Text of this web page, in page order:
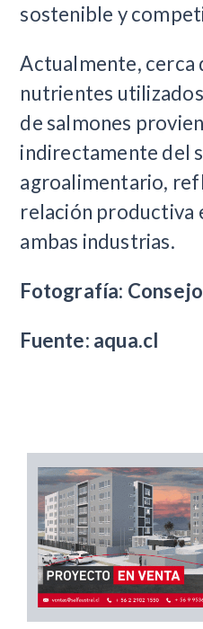
sostenible y
Actualmente, cerca
nutrientes
de salmones
indirectamente del
agroalimentario,
relación productiva
ambas industrias.
Fotografía:
Fuente: aqua.cl